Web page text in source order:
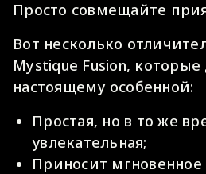
Просто совмещайте
Вот несколько
Mystique Fusion,
настоящему особенной:
Простая, но в то же
увлекательная;
Приносит мгновенное